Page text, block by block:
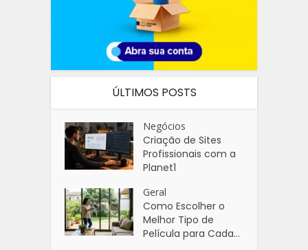
ÚLTIMOS POSTS
Negócios
Criação de Sites
Profissionais com a
Planet1
Geral
Como Escolher o
Melhor Tipo de
Película para Cada...